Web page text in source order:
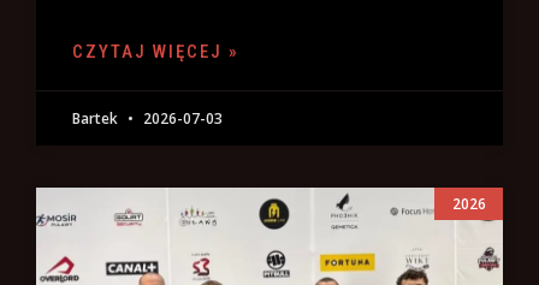
CZYTAJ WIĘCEJ »
Bartek 2026-07-03
2026